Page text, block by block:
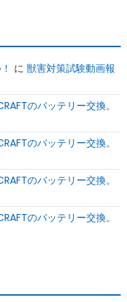
に 獣害対策試験動画報
のバッテリー交換。
のバッテリー交換。
のバッテリー交換。
のバッテリー交換。